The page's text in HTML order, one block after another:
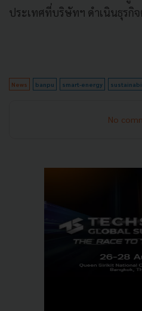
ประเทศที่บริษัทฯ ดำเนินธุรกิ
News banpu smart-energy
No